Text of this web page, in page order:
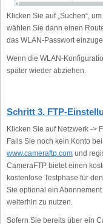
Klicken Sie auf „Suchen“,
wählen Sie dann einen
das WLAN-Passwort
Wenn die WLAN-
später wieder abziehen.
Schritt 3. FTP-
Klicken Sie auf Netzwerk ->
Falls Sie noch kein Konto
www.cameraftp.com und
CameraFTP bietet einen
kostenlose Testphase für
Sie optional ein
weiterhin zu nutzen.
Sofern Sie bereits über ein